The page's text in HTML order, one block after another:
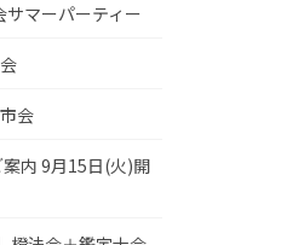
マーパーティー
会
内 9月15日(火)開